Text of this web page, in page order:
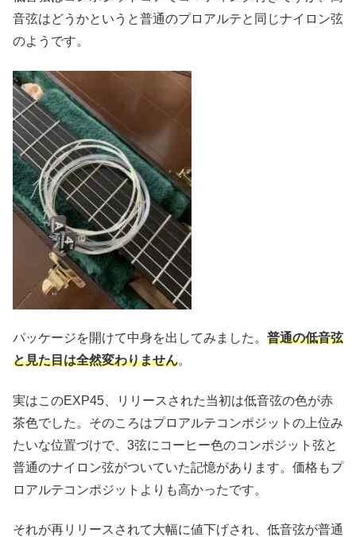
音弦はどうかというと普通のプロアルテと同じナイロン弦
のようです。
パッケージを開けて中身を出してみました。 普通の低音弦
と見た目は全然変わりません。
実はこのEXP45、リリースされた当初は低音弦の色が赤
茶色でした。そのころはプロアルテコンポジットの上位み
たいな位置づけで、3弦にコーヒー色のコンポジット弦と
普通のナイロン弦がついていた記憶があります。価格もプ
ロアルテコンポジットよりも高かったです。
それが再リリースされて大幅に値下げされ、低音弦が普通